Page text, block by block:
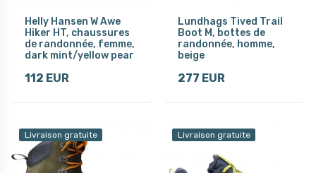
Helly Hansen W Awe
Hiker HT, chaussures
de randonnée, femme,
dark mint/yellow pear
112 EUR
Lundhags Tived Trail
Boot M, bottes de
randonnée, homme,
beige
277 EUR
Livraison gratuite Livraison gratuite